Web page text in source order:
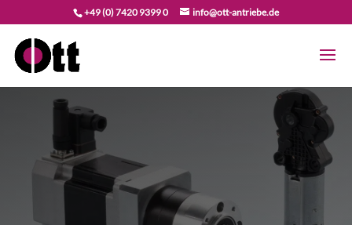
+49 (0) 7420 9399 0 info@ott-antriebe.de